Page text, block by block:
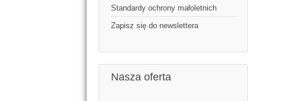
Standardy ochrony małoletnich
Zapisz się do newslettera
Nasza oferta